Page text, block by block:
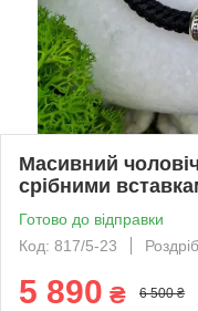
Масивний
срібними
Готово до відправки
Код: 817/5-23
Роздріб
5 890 ₴ 6 500 ₴